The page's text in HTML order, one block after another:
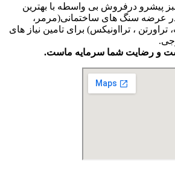
پیشرو درفروش بی واسطه با بهترین
عرضه سنگ های ساختمانی(مرمر،
، ترااونیکس) برای تامین نیاز های
و رضایت شما سرمایه ماست.